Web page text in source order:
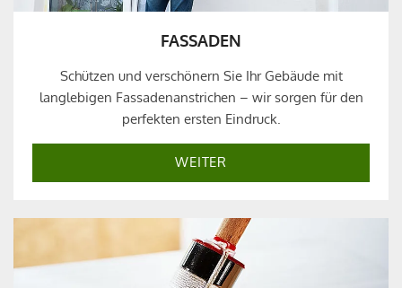
FASSADEN
Schützen und verschönern Sie Ihr Gebäude mit
langlebigen Fassadenanstrichen – wir sorgen für den
perfekten ersten Eindruck.
WEITER